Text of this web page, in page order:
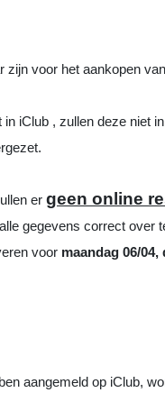
voor het aankopen
iClub , zullen deze niet in
er geen online
gegevens correct over
voor maandag 06/
aangemeld op iClub,